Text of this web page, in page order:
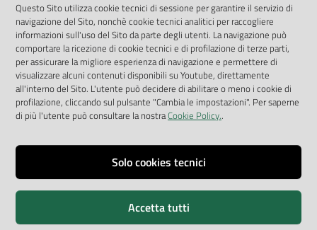
App Arpav
Rapporti regionali annuali
Le Infografiche
Dispenser dati
Vai alla pagina
Privacy
Questo Sito utilizza cookie tecnici di sessione per garantire il servizio di
navigazione del Sito, nonchè cookie tecnici analitici per raccogliere
informazioni sull'uso del Sito da parte degli utenti. La navigazione può
comportare la ricezione di cookie tecnici e di profilazione di terze parti,
per assicurare la migliore esperienza di navigazione e permettere di
visualizzare alcuni contenuti disponibili su Youtube, direttamente
all'interno del Sito. L'utente può decidere di abilitare o meno i cookie di
profilazione, cliccando sul pulsante "Cambia le impostazioni". Per saperne
di più l'utente può consultare la nostraCookie Policy..
Solo cookies tecnici
Accetta tutti